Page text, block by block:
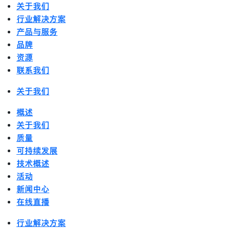
关于我们
行业解决方案
产品与服务
品牌
资源
联系我们
关于我们
概述
关于我们
质量
可持续发展
技术概述
活动
新闻中心
在线直播
行业解决方案